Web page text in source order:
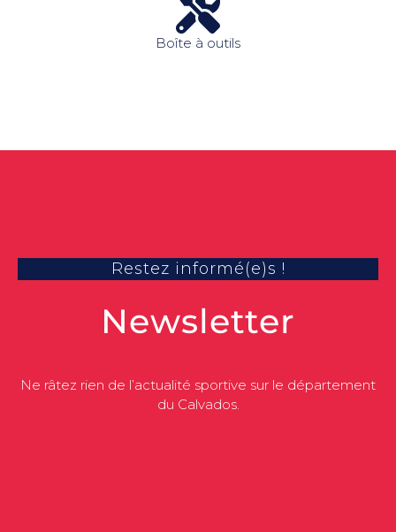
Boîte à outils
Restez informé(e)s !
Newsletter
Ne râtez rien de l’actualité sportive sur le département
du Calvados.